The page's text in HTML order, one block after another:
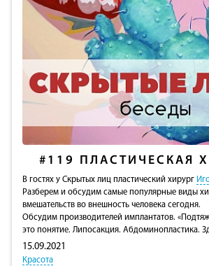
#119 ПЛАСТИЧЕСКАЯ
В гостях у Скрытых лиц пластический хирург
Разберем и обсудим самые популярные виды
вмешательств во внешность человека сегодня.
Обсудим производителей имплантатов.
это понятие. Липосакция. Абдоминопластика.
15.09.2021
Красота